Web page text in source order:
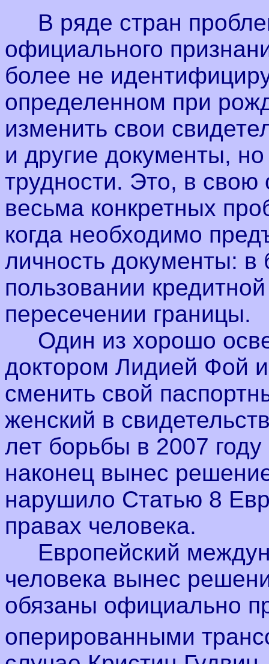
В ряде стран
официального
более не
определенном при
изменить свои
и другие документы,
трудности. Это, в свою
весьма конкретных
когда необходимо
личность документы: в
пользовании
пересечении границы.
Один из хорошо
доктором Лидией Фой
сменить свой
женский в
лет борьбы в 2007
наконец вынес
нарушило Статью 8
правах человека.
Европейский
человека вынес
обязаны официально
оперированными